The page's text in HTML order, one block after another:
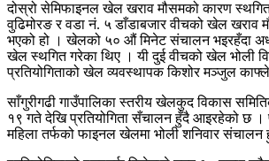
दोस्रो सेमिफाइनल खेल खराव मौसमको कारण
वुढिमोरङ र वडा नं. ५ डाँडाबजार वीचको खेल खराव
भएको हो । खेलको ५० औं मिनेट संचालन भइरहँदा
खेल स्थगित गरेका थिए । यी दुई वीचको खेल भोली
प्रतियोगिताको खेल व्यवस्थापक किशोर मञ्जुल
साँगुरीगढी गाउँपालिका स्तरीय खेलकुद विकास
१९ गते देखि प्रतियोगिता सँचालन हुँदै आइरहेको छ ।
महिला तर्फको फाइनल खेलमा भोली शनिवार संचालन